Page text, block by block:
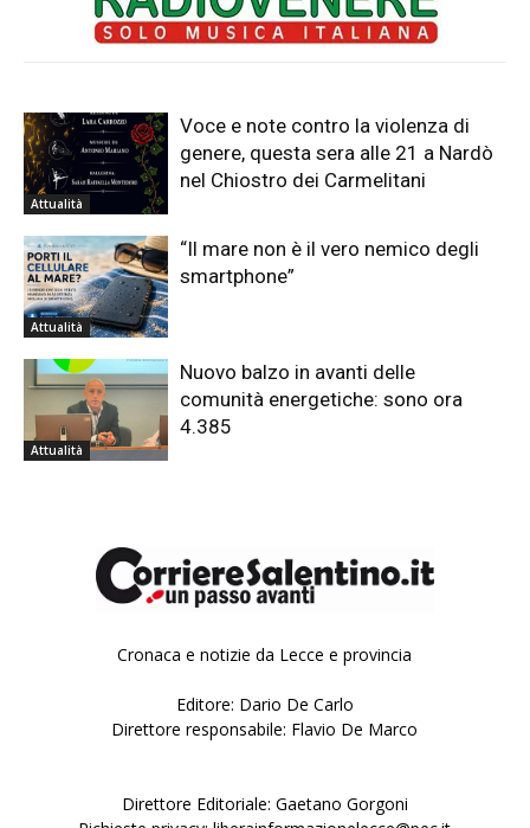
Attualità
Voce e note contro la violenza di
genere, questa sera alle 21 a Nardò
nel Chiostro dei Carmelitani
Attualità
“Il mare non è il vero nemico degli
smartphone”
Attualità
Nuovo balzo in avanti delle
comunità energetiche: sono ora
4.385
Cronaca e notizie da Lecce e provincia
Editore: Dario De Carlo
Direttore responsabile: Flavio De Marco
Direttore Editoriale: Gaetano Gorgoni